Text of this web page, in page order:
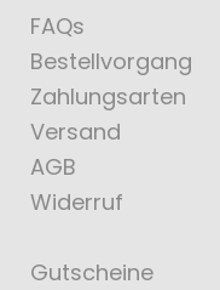
FAQs
Bestellvorgang
Zahlungsarten
Versand
AGB
Widerruf
Gutscheine